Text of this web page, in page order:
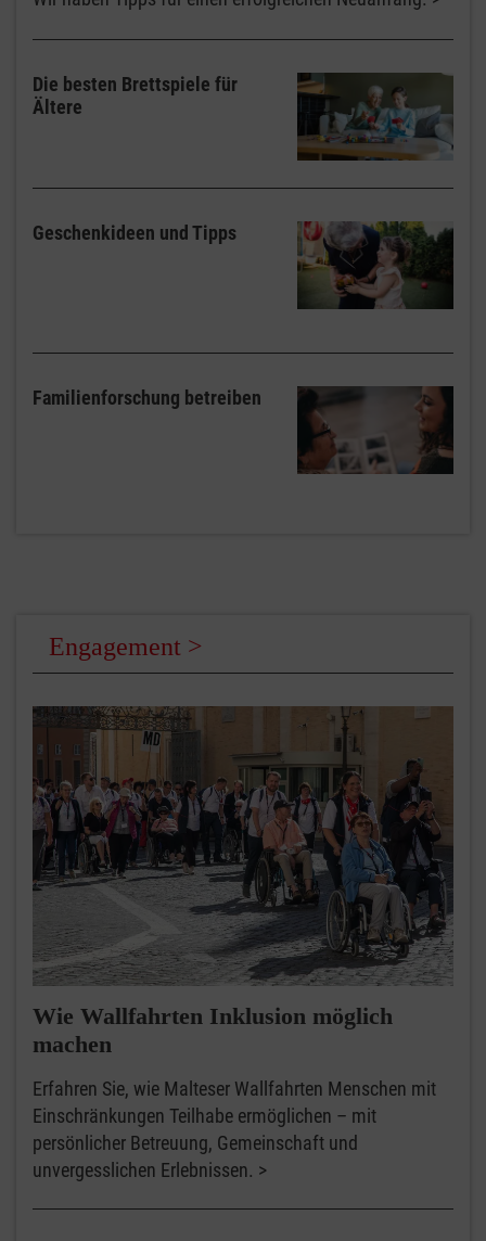
Die besten Brettspiele für
Ältere
Geschenkideen und Tipps
Familienforschung betreiben
Engagement
Wie Wallfahrten Inklusion möglich
machen
Erfahren Sie, wie Malteser Wallfahrten Menschen mit
Einschränkungen Teilhabe ermöglichen – mit
persönlicher Betreuung, Gemeinschaft und
unvergesslichen Erlebnissen.